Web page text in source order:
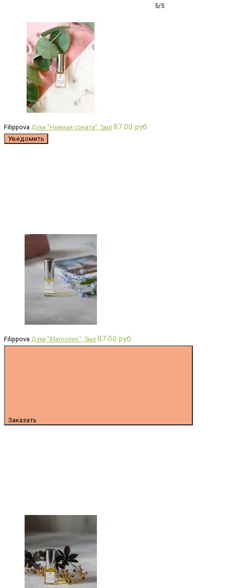
5/5
Filippova Духи "Нежная соната", 5мл 87.00 руб.
Уведомить
Filippova Духи "Memories", 5мл 87.00 руб.
Заказать